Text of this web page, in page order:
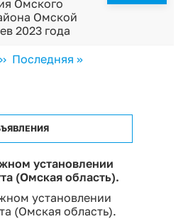
Омского
Омской
2023 года
Следующая
›› Последняя
Последняя »
установлении
(Омская область).
установлении
(Омская область).